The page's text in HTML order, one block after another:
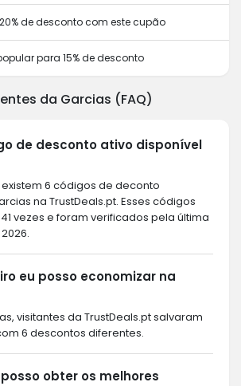
de desconto com este cupão
para 15% de desconto
da Garcias (FAQ)
de desconto ativo disponível
6 códigos de deconto
na TrustDeals.pt. Esses códigos
vezes e foram verificados pela última
eu posso economizar na
visitantes da TrustDeals.pt salvaram
6 descontos diferentes.
obter os melhores